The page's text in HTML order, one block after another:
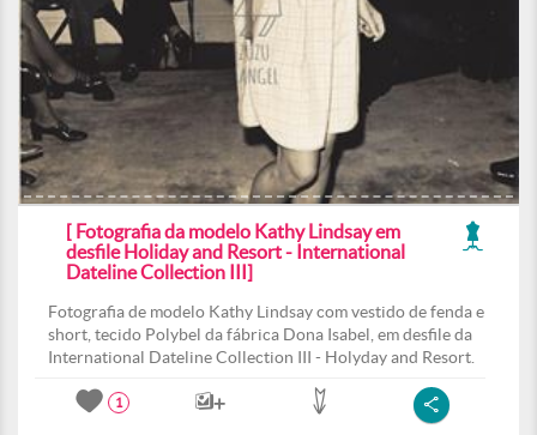
[ Fotografia da modelo Kathy Lindsay em
desfile Holiday and Resort - International
Dateline Collection III]
Fotografia de modelo Kathy Lindsay com vestido de fenda e
short, tecido Polybel da fábrica Dona Isabel, em desfile da
International Dateline Collection III - Holyday and Resort.
1